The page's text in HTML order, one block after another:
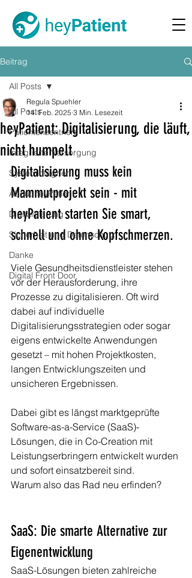
Beitrag
All Posts
Patientenzentriert
Integrierte Versorgung
Systemintegriert
About heyPatient
Digitalisierung
Sicherheit und Datenschutz
Danke
Digital Front Door
All Posts
heyPatient: Digitalisierung, die läuft,
nicht humpelt
Regula Spuehler
14. Feb. 2025 3 Min. Lesezeit
Digitalisierung muss kein
Mammutprojekt sein - mit
heyPatient starten Sie smart,
schnell und ohne Kopfschmerzen.
Viele Gesundheitsdienstleister stehen
vor der Herausforderung, ihre
Prozesse zu digitalisieren. Oft wird
dabei auf individuelle
Digitalisierungsstrategien oder sogar
eigens entwickelte Anwendungen
gesetzt – mit hohen Projektkosten,
langen Entwicklungszeiten und
unsicheren Ergebnissen.
Dabei gibt es längst marktgeprüfte
Software-as-a-Service (SaaS)-
Lösungen, die in Co-Creation mit
Leistungserbringern entwickelt wurden
und sofort einsatzbereit sind.
Warum also das Rad neu erfinden?
SaaS: Die smarte Alternative zur
Eigenentwicklung
SaaS-Lösungen bieten zahlreiche